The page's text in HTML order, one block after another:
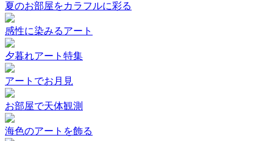
夏のお部屋をカラフルに彩る
感性に染みるアート
夕暮れアート特集
アートでお月見
お部屋で天体観測
海色のアートを飾る